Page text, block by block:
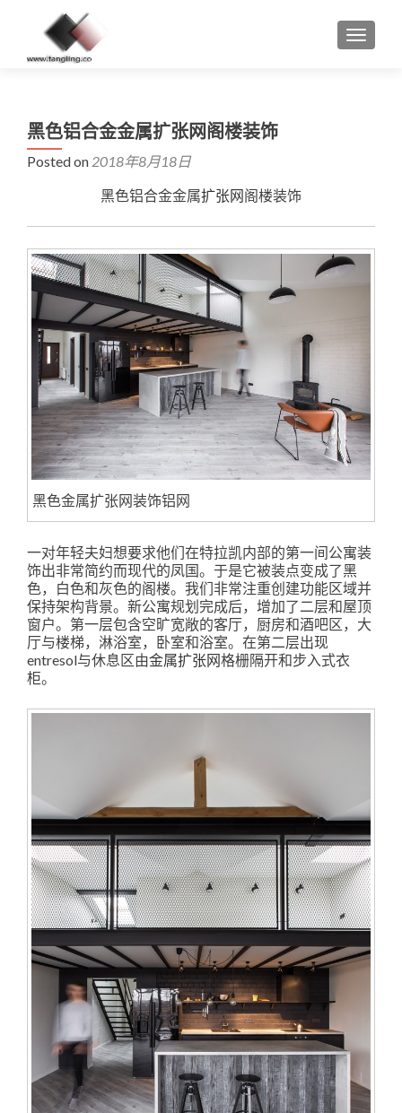
MENU
黑色铝合金金属扩张网阁楼装饰
Posted on 2018年8月18日
黑色铝合金金属扩张网阁楼装饰
黑色金属扩张网装饰铝网
一对年轻夫妇想要求他们在特拉凯内部的第一间公寓装
饰出非常简约而现代的凤国。于是它被装点变成了黑
色，白色和灰色的阁楼。我们非常注重创建功能区域并
保持架构背景。新公寓规划完成后，增加了二层和屋顶
窗户。第一层包含空旷宽敞的客厅，厨房和酒吧区，大
厅与楼梯，淋浴室，卧室和浴室。在第二层出现
entresol与休息区由金属扩张网格栅隔开和步入式衣
柜。